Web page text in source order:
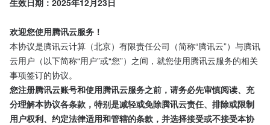
生效日期：2025年12月23日
欢迎您使用腾讯云服务！
本协议是腾讯云计算（北京）有限责任公司（简称“腾讯云”）与腾讯
云用户（以下简称“用户”或“您”）之间，就您使用腾讯云服务的相关
事项签订的协议。
您注册腾讯云账号和使用腾讯云服务之前，请务必先审慎阅读、充
分理解本协议各条款，特别是减轻或免除腾讯云责任、排除或限制
用户权利、约定法律适用和管辖的条款，并选择接受或不接受本协